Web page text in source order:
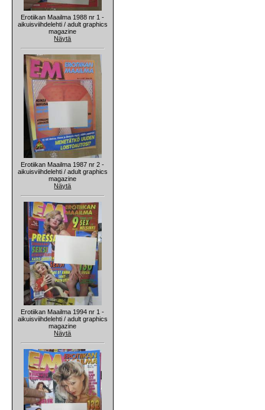
Erotiikan Maailma 1988 nr 1 -
aikuisviihdelehti / adult graphics
magazine
Näytä
Erotiikan Maailma 1987 nr 2 -
aikuisviihdelehti / adult graphics
magazine
Näytä
Erotiikan Maailma 1994 nr 1 -
aikuisviihdelehti / adult graphics
magazine
Näytä